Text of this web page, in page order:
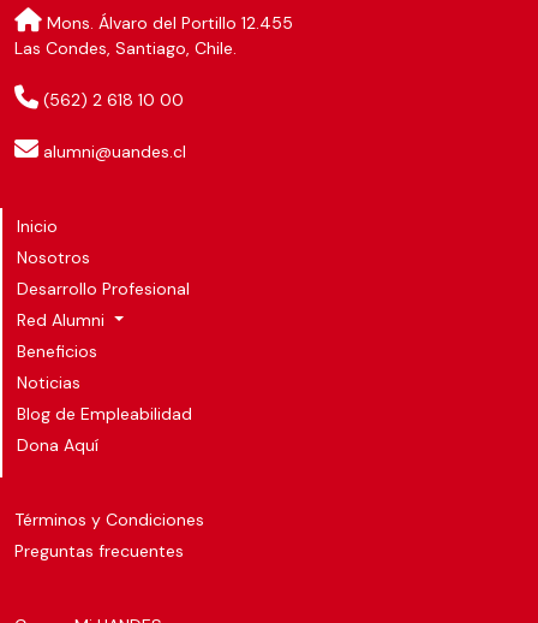
Mons. Álvaro del Portillo 12.455
Las Condes, Santiago, Chile.
(562) 2 618 10 00
alumni@uandes.cl
Inicio
Nosotros
Desarrollo Profesional
Red Alumni
Beneficios
Noticias
Blog de Empleabilidad
Dona Aquí
Términos y Condiciones
Preguntas frecuentes